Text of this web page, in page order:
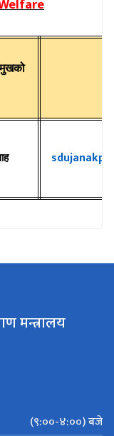
मन्त्रालय
(९:००-४:००) बजे